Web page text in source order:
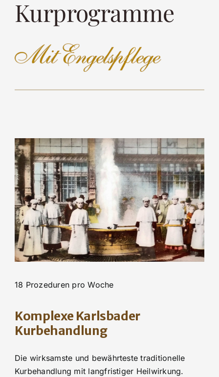
Kurprogramme
18 Prozeduren pro Woche
Komplexe Karlsbader
Kurbehandlung
Die wirksamste und bewährteste traditionelle
Kurbehandlung mit langfristiger Heilwirkung.